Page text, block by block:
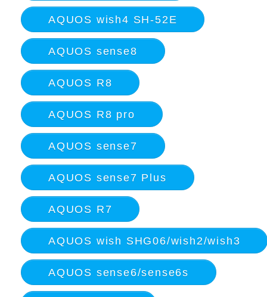
AQUOS wish4 SH-52E
AQUOS sense8
AQUOS R8
AQUOS R8 pro
AQUOS sense7
AQUOS sense7 Plus
AQUOS R7
AQUOS wish SHG06/wish2/wish3
AQUOS sense6/sense6s